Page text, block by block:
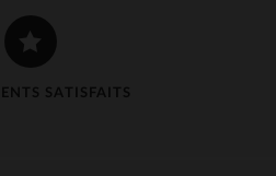
SATISFAITS